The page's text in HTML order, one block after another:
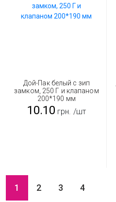
Дой-Пак белый с зип
замком, 250 Г и клапаном
200*190 мм
10.10 грн. /шт
1 2 3 4